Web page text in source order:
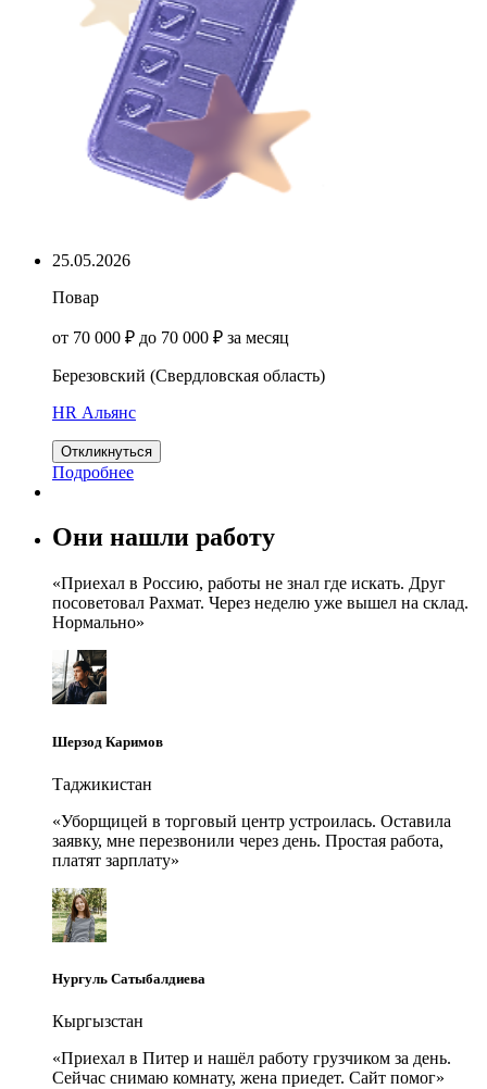
25.05.2026
Повар
от 70 000 ₽ до 70 000 ₽ за месяц
Березовский (Свердловская область)
HR Альянс
Откликнуться
Подробнее
Они нашли работу
«Приехал в Россию, работы не знал где искать. Друг
посоветовал Рахмат. Через неделю уже вышел на склад.
Нормально»
Шерзод Каримов
Таджикистан
«Уборщицей в торговый центр устроилась. Оставила
заявку, мне перезвонили через день. Простая работа,
платят зарплату»
Нургуль Сатыбалдиева
Кыргызстан
«Приехал в Питер и нашёл работу грузчиком за день.
Сейчас снимаю комнату, жена приедет. Сайт помог»